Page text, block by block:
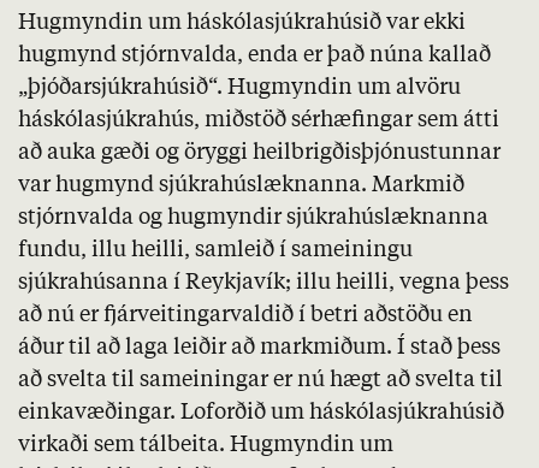
Hugmyndin um háskólasjúkrahúsið var ekki
hugmynd stjórnvalda, enda er það núna kallað
„þjóðarsjúkrahúsið“. Hugmyndin um alvöru
háskólasjúkrahús, miðstöð sérhæfingar sem átti
að auka gæði og öryggi heilbrigðisþjónustunnar
var hugmynd sjúkrahúslæknanna. Markmið
stjórnvalda og hugmyndir sjúkrahúslæknanna
fundu, illu heilli, samleið í sameiningu
sjúkrahúsanna í Reykjavík; illu heilli, vegna þess
að nú er fjárveitingarvaldið í betri aðstöðu en
áður til að laga leiðir að markmiðum. Í stað þess
að svelta til sameiningar er nú hægt að svelta til
einkavæðingar. Loforðið um háskólasjúkrahúsið
virkaði sem tálbeita. Hugmyndin um